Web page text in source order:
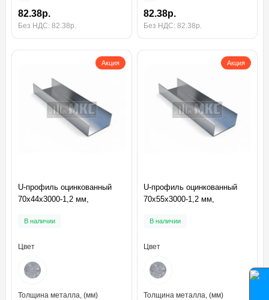
82.38р.
Без НДС: 82.38р.
82.38р.
Без НДС: 82.38р.
Акция
U-профиль оцинкованный
70x44x3000-1,2 мм,
В наличии
Цвет
Толщина металла, (мм)
Акция
U-профиль оцинкованный
70x55x3000-1,2 мм,
В наличии
Цвет
Толщина металла, (мм)